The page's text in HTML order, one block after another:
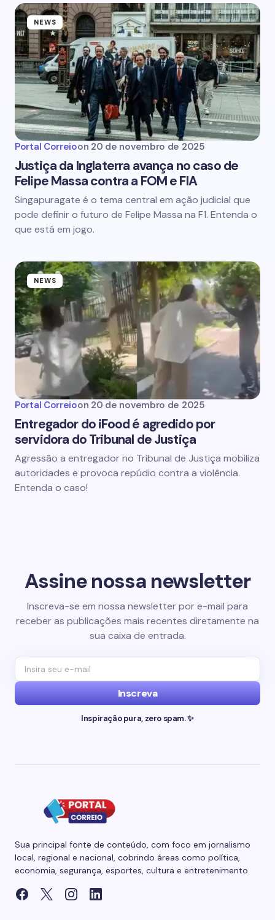
NEWS
Portal Correioon 20 de novembro de 2025
Justiça da Inglaterra avança no caso de
Felipe Massa contra a FOM e FIA
Singapuragate é o tema central em ação judicial que
pode definir o futuro de Felipe Massa na F1. Entenda o
que está em jogo.
NEWS
Portal Correioon 20 de novembro de 2025
Entregador do iFood é agredido por
servidora do Tribunal de Justiça
Agressão a entregador no Tribunal de Justiça mobiliza
autoridades e provoca repúdio contra a violência.
Entenda o caso!
Assine nossa newsletter
Inscreva-se em nossa newsletter por e-mail para
receber as publicações mais recentes diretamente na
sua caixa de entrada.
Inscreva
Inspiração pura, zero spam. ✨
Sua principal fonte de conteúdo, com foco em jornalismo
local, regional e nacional, cobrindo áreas como política,
economia, segurança, esportes, cultura e entretenimento.